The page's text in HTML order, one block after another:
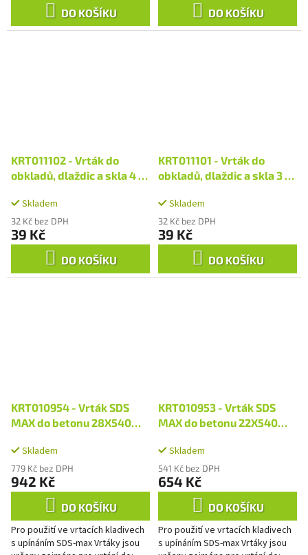
DO KOŠÍKU DO KOŠÍKU
KRT011102 - Vrták do
obkladů, dlaždic a skla 4 x
Skladem
32 Kč bez DPH
39 Kč
DO KOŠÍKU
KRT011101 - Vrták do
obkladů, dlaždic a skla 3 x
Skladem
32 Kč bez DPH
39 Kč
DO KOŠÍKU
KRT010954 - Vrták SDS
MAX do betonu 28X540
Skladem
779 Kč bez DPH
942 Kč
DO KOŠÍKU
Pro použití ve vrtacích kladivech
s upínáním SDS-max Vrtáky jsou
KRT010953 - Vrták SDS
MAX do betonu 22X540
Skladem
541 Kč bez DPH
654 Kč
DO KOŠÍKU
Pro použití ve vrtacích kladivech
s upínáním SDS-max Vrtáky jsou